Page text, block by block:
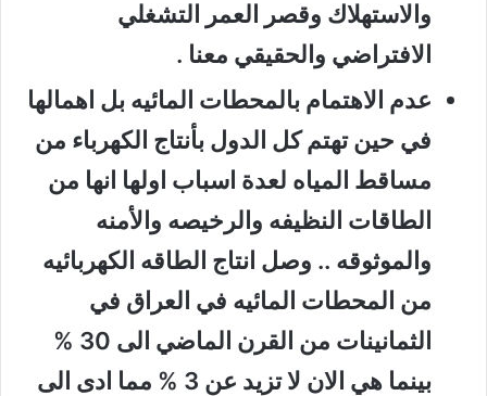
والاستهلاك وقصر العمر التشغلي
الافتراضي والحقيقي معنا .
عدم الاهتمام بالمحطات المائيه بل اهمالها
في حين تهتم كل الدول بأنتاج الكهرباء من
مساقط المياه لعدة اسباب اولها انها من
الطاقات النظيفه والرخيصه والأمنه
والموثوقه .. وصل انتاج الطاقه الكهربائيه
من المحطات المائيه في العراق في
الثمانينات من القرن الماضي الى 30 %
بينما هي الان لا تزيد عن 3 % مما ادى الى